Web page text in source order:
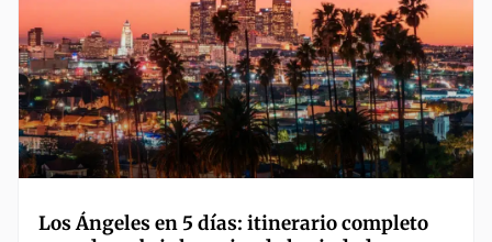
Los Ángeles en 5 días: itinerario completo